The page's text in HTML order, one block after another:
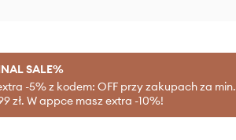
SALE%
-5% z kodem: OFF przy zakupach za min.
zł. W appce masz extra -10%!